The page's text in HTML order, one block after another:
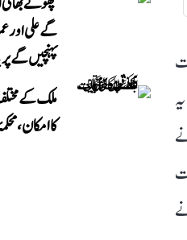
محکمہ نے
گے علی اور
پہنچیں گے
ملک کے
کا امکان،